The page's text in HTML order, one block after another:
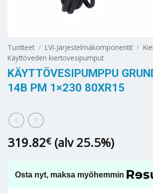
Tuotteet / LVI-Järjestelmäkomponentit /
Käyttöveden kiertovesipumput
KÄYTTÖVESIPUMPPU
14B PM 1×230 80XR15
319.82€ (alv 25.5%)
Osta nyt, maksa myöhemmin